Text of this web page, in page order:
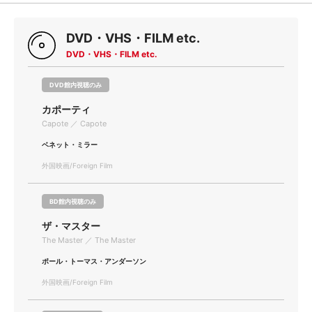
DVD・VHS・FILM etc.
DVD・VHS・FILM etc.
DVD館内視聴のみ
カポーティ
Capote ／ Capote
ベネット・ミラー
外国映画/Foreign Film
BD館内視聴のみ
ザ・マスター
The Master ／ The Master
ポール・トーマス・アンダーソン
外国映画/Foreign Film